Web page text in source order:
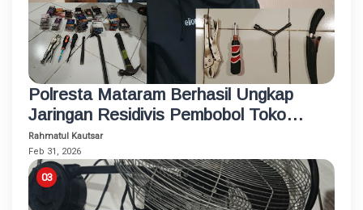
Polresta Mataram Berhasil Ungkap
Jaringan Residivis Pembobol Toko
Lintas Daerah
Rahmatul Kautsar
Feb 31, 2026